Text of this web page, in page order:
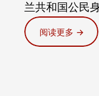
兰共和国公民身
阅读更多 →